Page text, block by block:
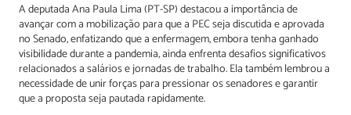
A deputada Ana Paula Lima (PT-SP) destacou a importância de
avançar com a mobilização para que a PEC seja discutida e aprovada
no Senado, enfatizando que a enfermagem, embora tenha ganhado
visibilidade durante a pandemia, ainda enfrenta desafios significativos
relacionados a salários e jornadas de trabalho. Ela também lembrou a
necessidade de unir forças para pressionar os senadores e garantir
que a proposta seja pautada rapidamente.